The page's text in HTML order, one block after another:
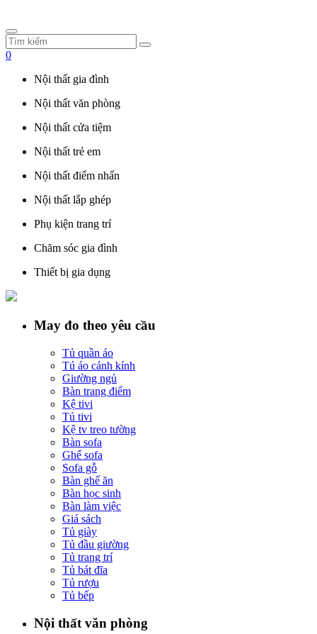
0
Nội thất gia đình
Nội thất văn phòng
Nội thất cửa tiệm
Nội thất trẻ em
Nội thất điểm nhấn
Nội thất lắp ghép
Phụ kiện trang trí
Chăm sóc gia đình
Thiết bị gia dụng
May đo theo yêu cầu
Tủ quần áo
Tú áo cánh kính
Giường ngủ
Bàn trang điểm
Kệ tivi
Tủ tivi
Kệ tv treo tường
Bàn sofa
Ghế sofa
Sofa gỗ
Bàn ghế ăn
Bàn học sinh
Bàn làm việc
Giá sách
Tủ giày
Tủ đầu giường
Tủ trang trí
Tủ bát đĩa
Tủ rượu
Tủ bếp
Nội thất văn phòng